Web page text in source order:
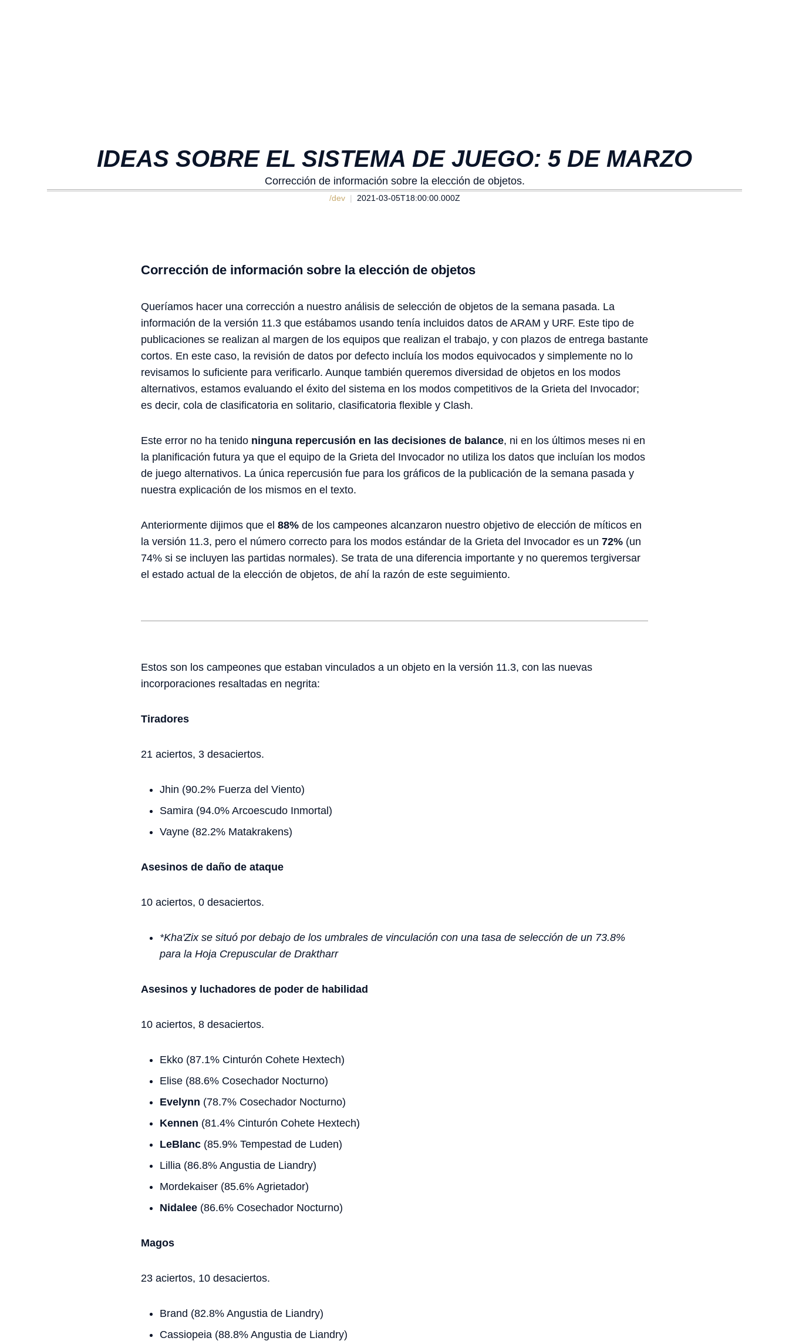
IDEAS SOBRE EL SISTEMA DE JUEGO: 5 DE MARZO
Corrección de información sobre la elección de objetos.
/dev 2021-03-05T18:00:00.000Z
Corrección de información sobre la elección de objetos
Queríamos hacer una corrección a nuestro análisis de selección de objetos de la semana pasada. La
información de la versión 11.3 que estábamos usando tenía incluidos datos de ARAM y URF. Este tipo de
publicaciones se realizan al margen de los equipos que realizan el trabajo, y con plazos de entrega bastante
cortos. En este caso, la revisión de datos por defecto incluía los modos equivocados y simplemente no lo
revisamos lo suficiente para verificarlo. Aunque también queremos diversidad de objetos en los modos
alternativos, estamos evaluando el éxito del sistema en los modos competitivos de la Grieta del Invocador;
es decir, cola de clasificatoria en solitario, clasificatoria flexible y Clash.
Este error no ha tenido ninguna repercusión en las decisiones de balance, ni en los últimos meses ni en
la planificación futura ya que el equipo de la Grieta del Invocador no utiliza los datos que incluían los modos
de juego alternativos. La única repercusión fue para los gráficos de la publicación de la semana pasada y
nuestra explicación de los mismos en el texto.
Anteriormente dijimos que el 88% de los campeones alcanzaron nuestro objetivo de elección de míticos en
la versión 11.3, pero el número correcto para los modos estándar de la Grieta del Invocador es un 72% (un
74% si se incluyen las partidas normales). Se trata de una diferencia importante y no queremos tergiversar
el estado actual de la elección de objetos, de ahí la razón de este seguimiento.
Estos son los campeones que estaban vinculados a un objeto en la versión 11.3, con las nuevas
incorporaciones resaltadas en negrita:
Tiradores
21 aciertos, 3 desaciertos.
Jhin (90.2% Fuerza del Viento)
Samira (94.0% Arcoescudo Inmortal)
Vayne (82.2% Matakrakens)
Asesinos de daño de ataque
10 aciertos, 0 desaciertos.
*Kha'Zix se situó por debajo de los umbrales de vinculación con una tasa de selección de un 73.8%
para la Hoja Crepuscular de Draktharr
Asesinos y luchadores de poder de habilidad
10 aciertos, 8 desaciertos.
Ekko (87.1% Cinturón Cohete Hextech)
Elise (88.6% Cosechador Nocturno)
Evelynn (78.7% Cosechador Nocturno)
Kennen (81.4% Cinturón Cohete Hextech)
LeBlanc (85.9% Tempestad de Luden)
Lillia (86.8% Angustia de Liandry)
Mordekaiser (85.6% Agrietador)
Nidalee (86.6% Cosechador Nocturno)
Magos
23 aciertos, 10 desaciertos.
Brand (82.8% Angustia de Liandry)
Cassiopeia (88.8% Angustia de Liandry)